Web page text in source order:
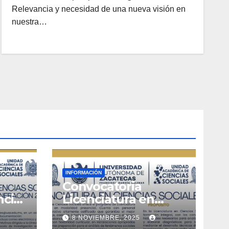
Relevancia y necesidad de una nueva visión en
nuestra…
INFORMACIÓN
Convocatoria
Licenciatura en
Ciencias Sociales
8 NOVIEMBRE, 2025